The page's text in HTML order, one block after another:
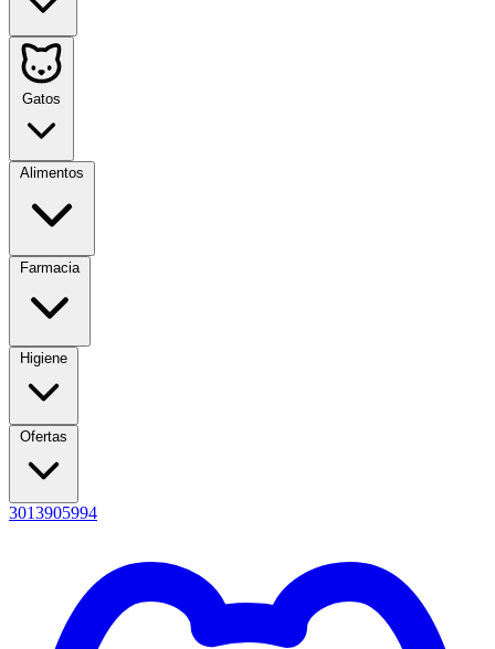
Gatos
Alimentos
Farmacia
Higiene
Ofertas
3013905994